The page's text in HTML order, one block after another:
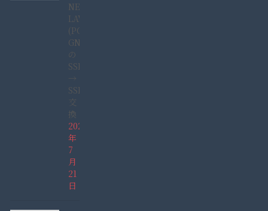
NEC
LAVIE
(PC-
GN165GDAD)
の
SSHD
→
SSD
交
換
2022
年
7
月
21
日